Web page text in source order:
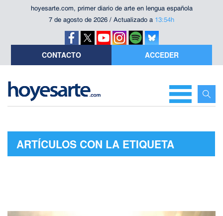
hoyesarte.com, primer diario de arte en lengua española
7 de agosto de 2026 / Actualizado a 13:54h
CONTACTO ACCEDER
ARTÍCULOS CON LA ETIQUETA